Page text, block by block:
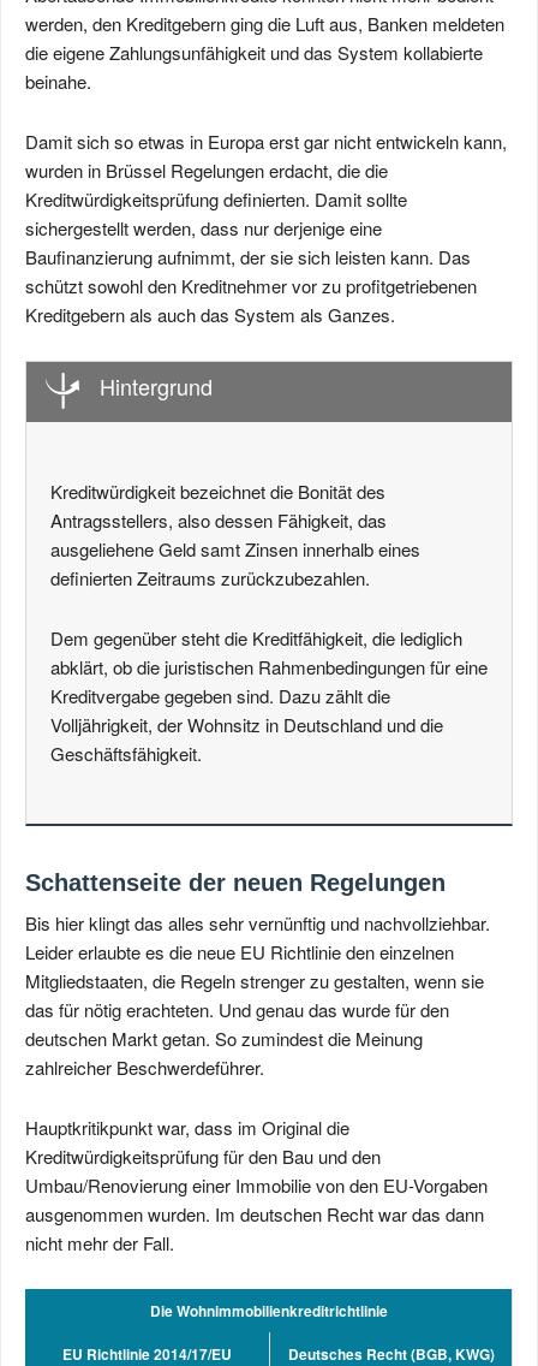
werden, den Kreditgebern ging die Luft aus, Banken meldeten
die eigene Zahlungsunfähigkeit und das System kollabierte
beinahe.
Damit sich so etwas in Europa erst gar nicht entwickeln kann,
wurden in Brüssel Regelungen erdacht, die die
Kreditwürdigkeitsprüfung definierten. Damit sollte
sichergestellt werden, dass nur derjenige eine
Baufinanzierung aufnimmt, der sie sich leisten kann. Das
schützt sowohl den Kreditnehmer vor zu profitgetriebenen
Kreditgebern als auch das System als Ganzes.
Hintergrund
Kreditwürdigkeit bezeichnet die Bonität des
Antragsstellers, also dessen Fähigkeit, das
ausgeliehene Geld samt Zinsen innerhalb eines
definierten Zeitraums zurückzubezahlen.
Dem gegenüber steht die Kreditfähigkeit, die lediglich
abklärt, ob die juristischen Rahmenbedingungen für eine
Kreditvergabe gegeben sind. Dazu zählt die
Volljährigkeit, der Wohnsitz in Deutschland und die
Geschäftsfähigkeit.
Schattenseite der neuen Regelungen
Bis hier klingt das alles sehr vernünftig und nachvollziehbar.
Leider erlaubte es die neue EU Richtlinie den einzelnen
Mitgliedstaaten, die Regeln strenger zu gestalten, wenn sie
das für nötig erachteten. Und genau das wurde für den
deutschen Markt getan. So zumindest die Meinung
zahlreicher Beschwerdeführer.
Hauptkritikpunkt war, dass im Original die
Kreditwürdigkeitsprüfung für den Bau und den
Umbau/Renovierung einer Immobilie von den EU-Vorgaben
ausgenommen wurden. Im deutschen Recht war das dann
nicht mehr der Fall.
Die Wohnimmobilienkreditrichtlinie
EU Richtlinie 2014/17/EU
Deutsches Recht (BGB, KWG)